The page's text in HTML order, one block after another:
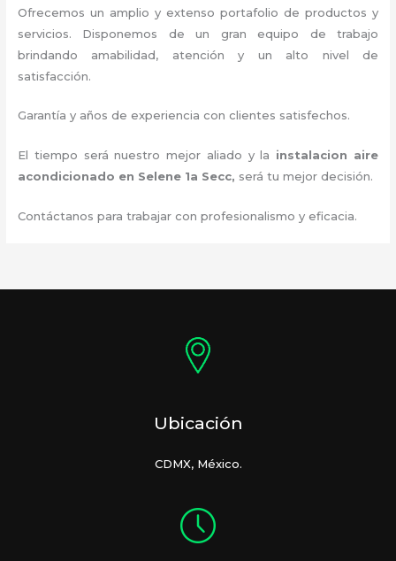
Ofrecemos un amplio y extenso portafolio de productos y
servicios. Disponemos de un gran equipo de trabajo
brindando amabilidad, atención y un alto nivel de
satisfacción.
Garantía y años de experiencia con clientes satisfechos.
El tiempo será nuestro mejor aliado y la instalacion aire
acondicionado en Selene 1a Secc, será tu mejor decisión.
Contáctanos para trabajar con profesionalismo y eficacia.
Ubicación
CDMX, México.